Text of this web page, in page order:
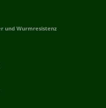
und Wurmresistenz